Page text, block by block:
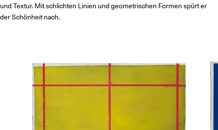
und Textur. Mit schlichten Linien und geometrischen Formen spürt er
der Schönheit nach.